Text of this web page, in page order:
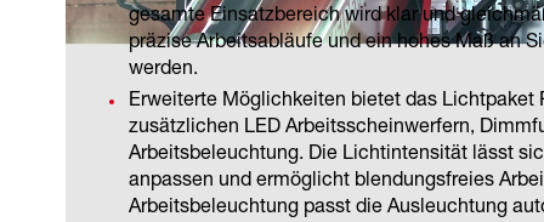
gesamte Einsatzbereich wird klar und
präzise Arbeitsabläufe und ein hohes Maß an
werden.
Erweiterte Möglichkeiten bietet das Lichtpaket
zusätzlichen LED Arbeitsscheinwerfern,
Arbeitsbeleuchtung. Die Lichtintensität lässt
anpassen und ermöglicht blendungsfreies
Arbeitsbeleuchtung passt die Ausleuchtung